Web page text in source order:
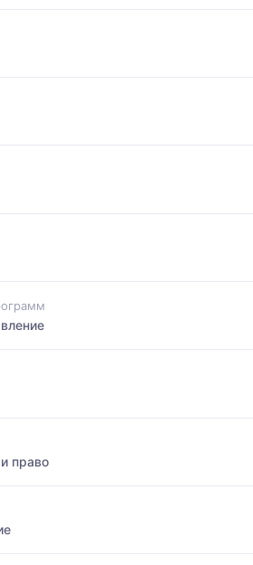
право